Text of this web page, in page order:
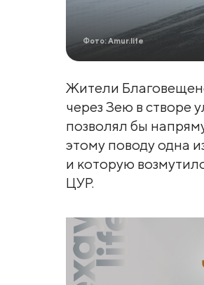
Фото: Amur.life
Жители
через Зею в створе
позволял бы
этому поводу одна
и которую
ЦУР.